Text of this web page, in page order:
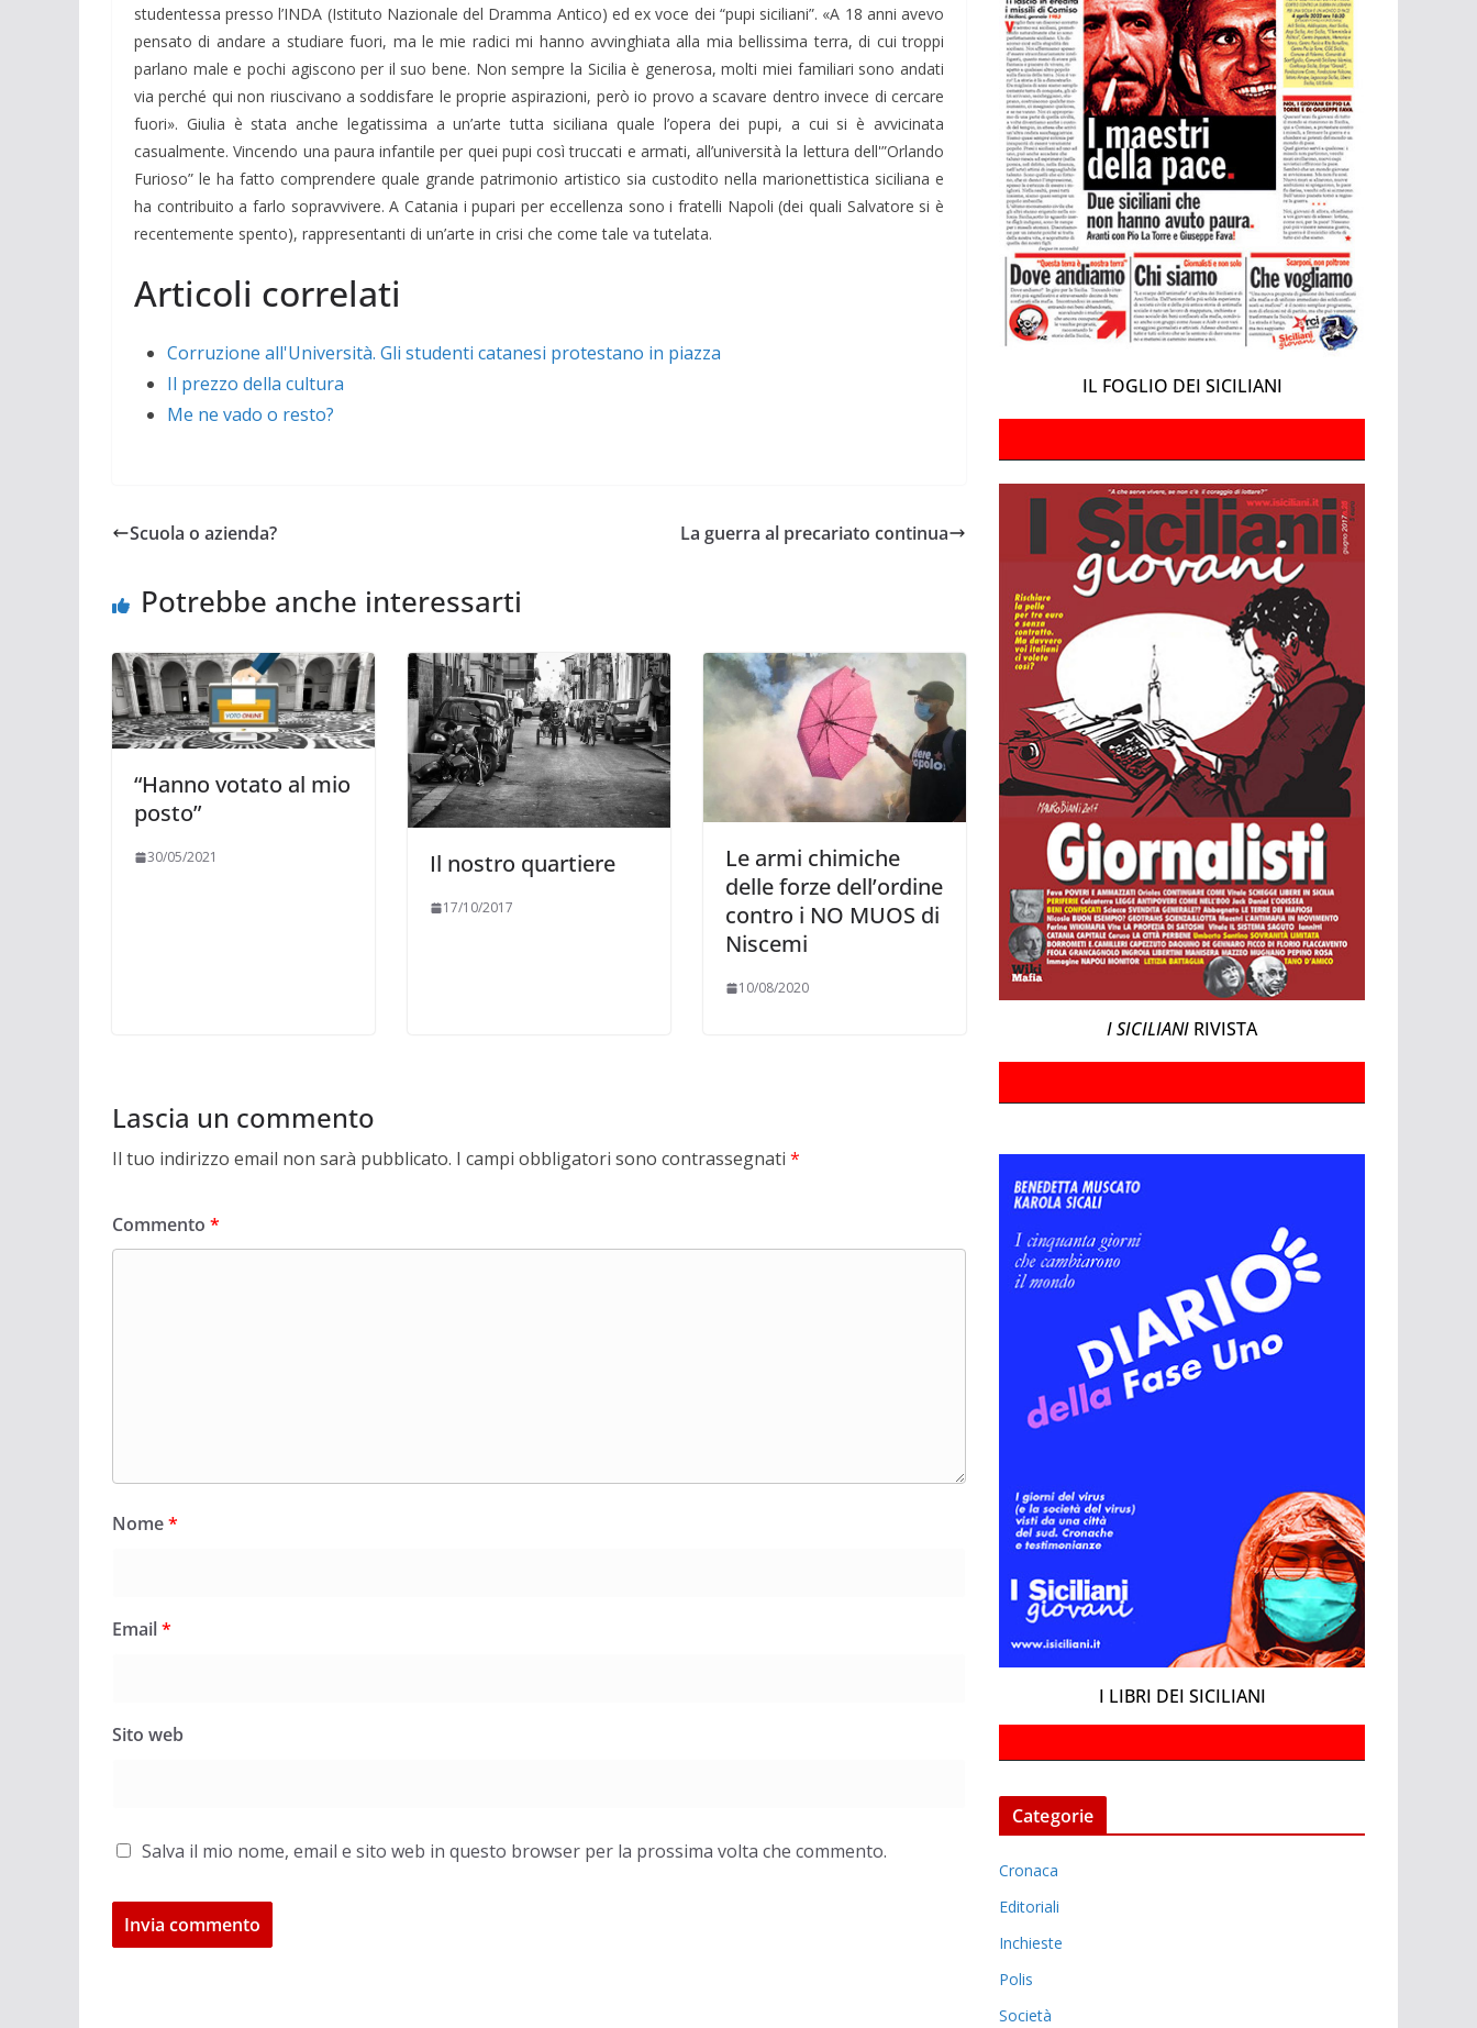
studentessa presso l’INDA (Istituto Nazionale del Dramma Antico) ed ex voce dei “pupi siciliani”. «A 18 anni avevo
pensato di andare a studiare fuori, ma le mie radici mi hanno avvinghiata alla mia bellissima terra, di cui troppi
parlano male e pochi agiscono per il suo bene. Non sempre la Sicilia è generosa, molti miei familiari sono andati
via perché qui non riuscivano a soddisfare le proprie aspirazioni, però io provo a scavare dentro invece di cercare
fuori». Giulia è stata anche legatissima a un’arte tutta siciliana quale l’opera dei pupi, a cui si è avvicinata
casualmente. Vincendo una paura infantile per quei pupi così truccati e armati, all’università la lettura dell'”Orlando
Furioso” le ha fatto comprendere quale grande patrimonio artistico sia custodito nella marionettistica siciliana e
ha contribuito a farlo sopravvivere. A Catania i pupari per eccellenza sono i fratelli Napoli (dei quali Salvatore si è
recentemente spento), rappresentanti di un’arte in crisi che come tale va tutelata.
Articoli correlati
Corruzione all'Università. Gli studenti catanesi protestano in piazza
Il prezzo della cultura
Me ne vado o resto?
Scuola o azienda? La guerra al precariato continua
Potrebbe anche interessarti
“Hanno votato al mio
posto”
30/05/2021 Il nostro quartiere
17/10/2017
Le armi chimiche
delle forze dell’ordine
contro i NO MUOS di
Niscemi
10/08/2020
Lascia un commento
Il tuo indirizzo email non sarà pubblicato. I campi obbligatori sono contrassegnati *
Commento *
Nome*
Email*
Sito web
Salva il mio nome, email e sito web in questo browser per la prossima volta che commento.
IL FOGLIO DEI SICILIANI
I SICILIANI RIVISTA
I LIBRI DEI SICILIANI
Categorie
Cronaca
Editoriali
Inchieste
Polis
Società